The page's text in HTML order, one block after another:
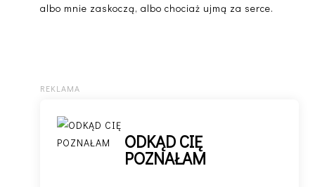
albo mnie zaskoczą, albo chociaż ujmą za serce.